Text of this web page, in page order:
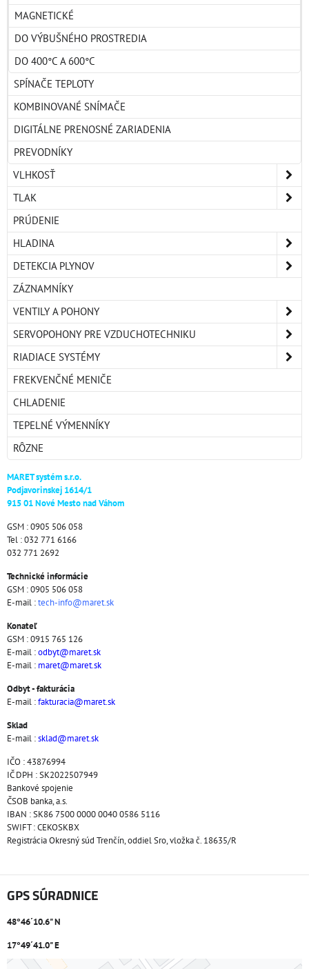
MAGNETICKÉ
DO VÝBUŠNÉHO PROSTREDIA
DO 400°C A 600°C
SPÍNAČE TEPLOTY
KOMBINOVANÉ SNÍMAČE
DIGITÁLNE PRENOSNÉ ZARIADENIA
PREVODNÍKY
VLHKOSŤ
TLAK
PRÚDENIE
HLADINA
DETEKCIA PLYNOV
ZÁZNAMNÍKY
VENTILY A POHONY
SERVOPOHONY PRE VZDUCHOTECHNIKU
RIADIACE SYSTÉMY
FREKVENČNÉ MENIČE
CHLADENIE
TEPELNÉ VÝMENNÍKY
RÔZNE
MARET systém s.r.o.
Podjavorinskej 1614/1
915 01 Nové Mesto nad Váhom
GSM : 0905 506 058
Tel : 032 771 6166
032 771 2692
Technické informácie
GSM : 0905 506 058
E-mail :tech-info@maret.sk
Konateľ
GSM : 0915 765 126
E-mail :odbyt@maret.sk
E-mail : maret@maret.sk
Odbyt - fakturácia
E-mail :fakturacia@maret.sk
Sklad
E-mail :sklad@maret.sk
IČO : 43876994
IČ DPH : SK2022507949
Bankové spojenie
ČSOB banka, a.s.
IBAN : SK86 7500 0000 0040 0586 5116
SWIFT : CEKOSKBX
Registrácia Okresný súd Trenčín, oddiel Sro, vložka č. 18635/R
GPS SÚRADNICE
48°46´10.6" N
17°49´41.0" E